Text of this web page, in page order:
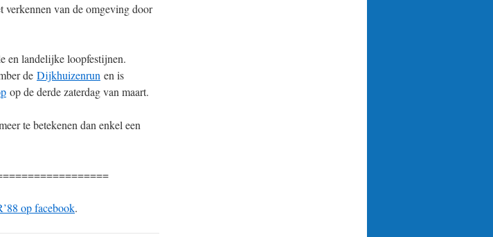
verkennen van de omgeving door
en landelijke loopfestijnen.
de Dijkhuizenrun en is
op de derde zaterdag van maart.
te betekenen dan enkel een
op facebook.